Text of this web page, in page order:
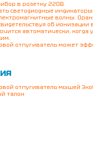
в розетку 220В.
светодиодные
волны.
об ионизации
автоматически,
отпугиватель может
отпугиватель мышей
талон